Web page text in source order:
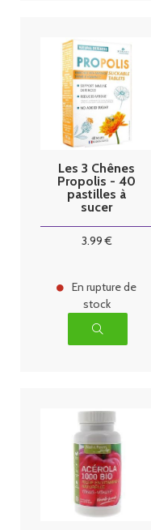
Les 3 Chênes
Propolis - 40
pastilles à
sucer
3.99€
En rupture de
stock